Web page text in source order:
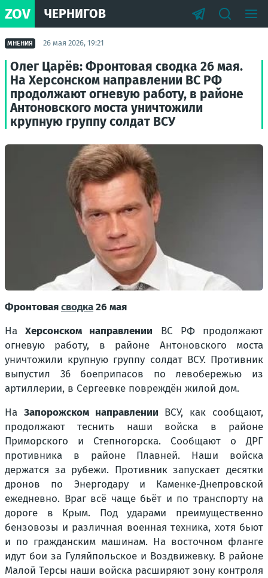
ZOV ЧЕРНИГОВ
МНЕНИЯ 26 мая 2026, 19:21
Олег Царёв: Фронтовая сводка 26 мая.
На Херсонском направлении ВС РФ
продолжают огневую работу, в районе
Антоновского моста уничтожили
крупную группу солдат ВСУ
Фронтоваясводка26 мая
НаХерсонском направлении ВС РФ продолжают
огневую работу, в районе Антоновского моста
уничтожили крупную группу солдат ВСУ. Противник
выпустил 36 боеприпасов по левобережью из
артиллерии, в Сергеевке повреждён жилой дом.
На Запорожском направлении ВСУ, как сообщают,
продолжают теснить наши войска в районе
Приморского и Степногорска. Сообщают о ДРГ
противника в районе Плавней. Наши войска
держатся за рубежи. Противник запускает десятки
дронов по Энергодару и Каменке-Днепровской
ежедневно. Враг всё чаще бьёт и по транспорту на
дороге в Крым. Под ударами преимущественно
бензовозы и различная военная техника, хотя бьют
и по гражданским машинам. На восточном фланге
идут бои за Гуляйпольское и Воздвижевку. В районе
Малой Терсы наши войска расширяют зону контроля